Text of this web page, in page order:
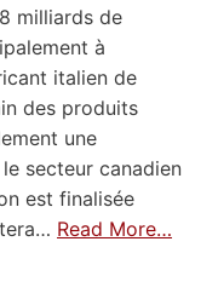
milliards de
à
italien de
des produits
une
secteur canadien
est finalisée
Read More…